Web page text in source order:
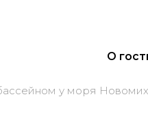
О
у моря